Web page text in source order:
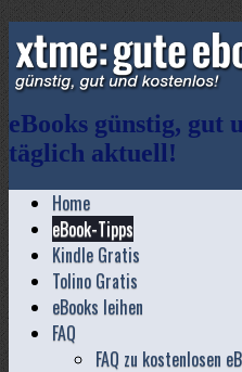
eBooks günstig, gut
täglich aktuell!
Home
eBook-Tipps
Kindle Gratis
Tolino Gratis
eBooks leihen
FAQ
FAQ zu kostenlosen